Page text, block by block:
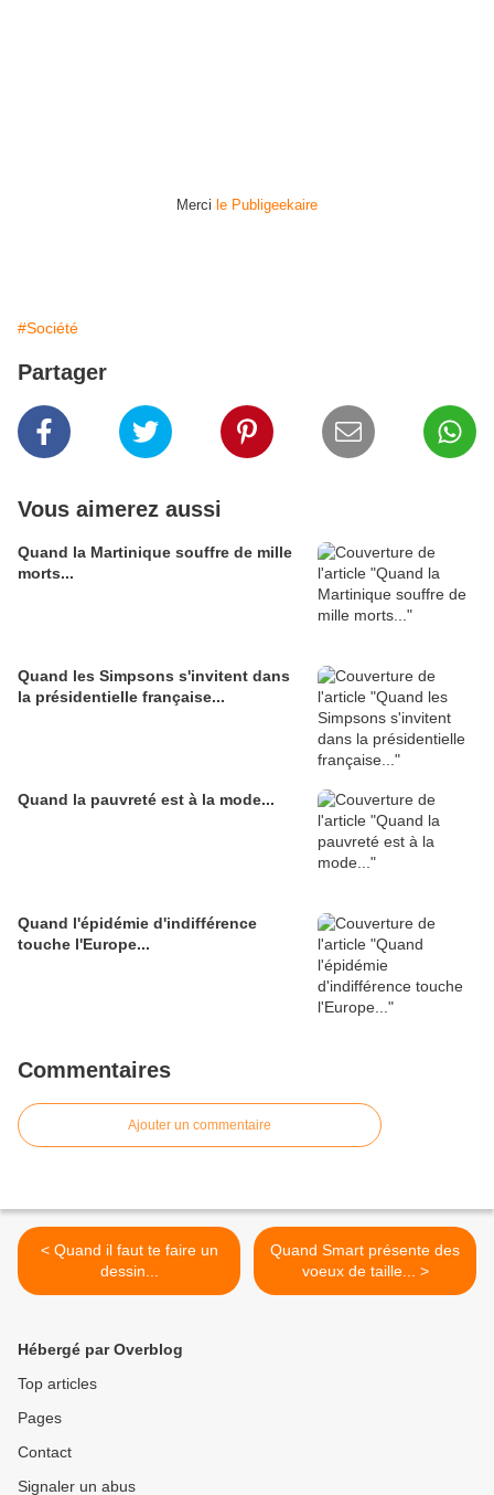
Merci le Publigeekaire
#Société
Partager
Vous aimerez aussi
Quand la Martinique souffre de mille
morts...
Quand les Simpsons s'invitent dans
la présidentielle française...
Quand la pauvreté est à la mode...
Quand l'épidémie d'indifférence
touche l'Europe...
Commentaires
Ajouter un commentaire
< Quand il faut te faire un
dessin...
Quand Smart présente des
voeux de taille... >
Hébergé par Overblog
Top articles
Pages
Contact
Signaler un abus